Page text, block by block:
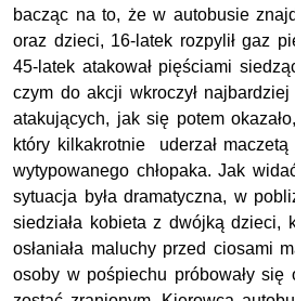
bacząc na to, że w autobusie
oraz dzieci, 16-latek rozpylił gaz
45-latek atakował pięściami
czym do akcji wkroczył
atakujących, jak się potem
który kilkakrotnie uderzał
wytypowanego chłopaka. Jak
sytuacja była dramatyczna, w
siedziała kobieta z dwójką dzieci,
osłaniała maluchy przed ciosami
osoby w pośpiechu próbowały się